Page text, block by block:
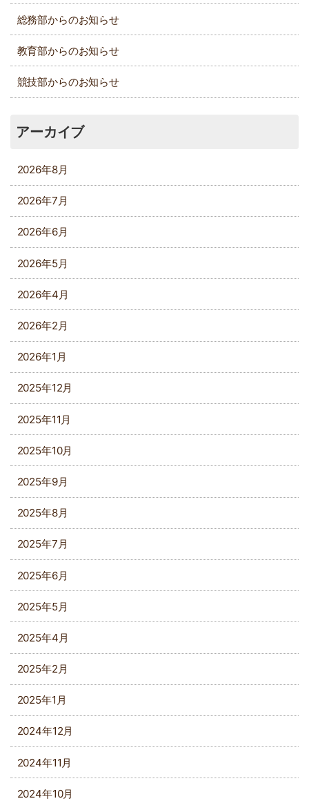
総務部からのお知らせ
教育部からのお知らせ
競技部からのお知らせ
アーカイブ
2026年8月
2026年7月
2026年6月
2026年5月
2026年4月
2026年2月
2026年1月
2025年12月
2025年11月
2025年10月
2025年9月
2025年8月
2025年7月
2025年6月
2025年5月
2025年4月
2025年2月
2025年1月
2024年12月
2024年11月
2024年10月